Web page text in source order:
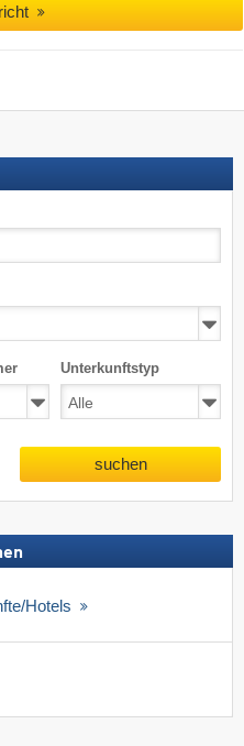
Unterkunftstyp
suchen
Hotels